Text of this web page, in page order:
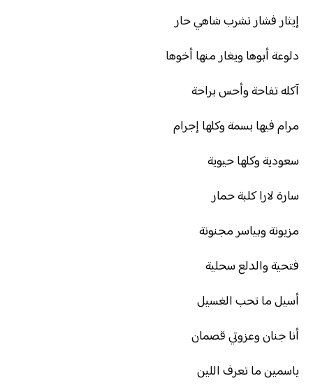
إيثار فشار تشرب شاهي حار
دلوعة أبوها ويغار منها أخوها
آكله تفاحة وأحس براحة
مرام فيها بسمة وكلها إجرام
سعودية وكلها حيوية
سارة لارا كلبة حمار
مزيونة وبياسر مجنونة
فتحية والدلع سحلية
أسيل ما تحب الغسيل
أنا جنان وعزوتي قصمان
ياسمين ما تعرف اللين